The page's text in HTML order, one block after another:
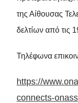
της Αίθουσας
δελτίων από τις
Τηλέφωνα
https://
connects-